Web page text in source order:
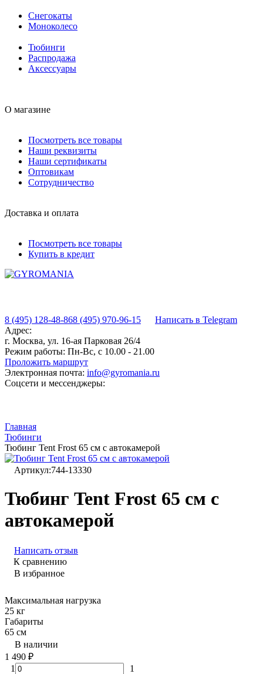
Снегокаты
Моноколесо
Тюбинги
Распродажа
Аксессуары
О магазине
Посмотреть все товары
Наши реквизиты
Наши сертификаты
Оптовикам
Сотрудничество
Доставка и оплата
Посмотреть все товары
Купить в кредит
8 (495) 128-48-868 (495) 970-96-15
Написать в Telegram
Адрес:
г. Москва, ул. 16-ая Парковая 26/4
Режим работы: Пн-Вс, с 10.00 - 21.00
Проложить маршрут
Электронная почта: info@gyromania.ru
Соцсети и мессенджеры:
Главная
Тюбинги
Тюбинг Tent Frost 65 см с автокамерой
Артикул:744-13330
Тюбинг Tent Frost 65 см с
автокамерой
Написать отзыв
К сравнению
В избранное
Максимальная нагрузка
25 кг
Габариты
65 см
В наличии
1 490 ₽
1
1